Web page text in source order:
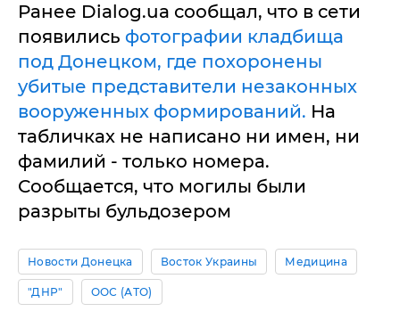
Ранее Dialog.ua сообщал, что в сети
появились фотографии кладбища
под Донецком, где похоронены
убитые представители незаконных
вооруженных формирований. На
табличках не написано ни имен, ни
фамилий - только номера.
Сообщается, что могилы были
разрыты бульдозером
Новости Донецка Восток Украины Медицина
"ДНР" ООС (АТО)